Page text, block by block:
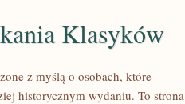
Klasyków
z myślą o osobach, które
historycznym wydaniu. To strona